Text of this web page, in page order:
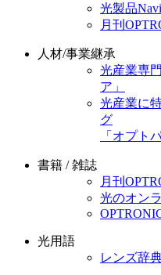
光製品Navi
月刊
人材/事業継承
光産業専
ア」
光産業に
グ
「オプト
書籍 / 雑誌
月刊
光のオン
光用語
レンズ辞